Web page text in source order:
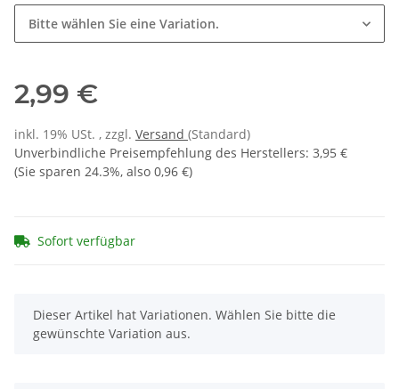
Bitte wählen Sie eine Variation.
2,99 €
inkl. 19% USt. , zzgl. Versand (Standard)
Unverbindliche Preisempfehlung des Herstellers: 3,95 €
(Sie sparen 24.3%, also 0,96 €)
Sofort verfügbar
x
Dieser Artikel hat Variationen. Wählen Sie bitte die
gewünschte Variation aus.